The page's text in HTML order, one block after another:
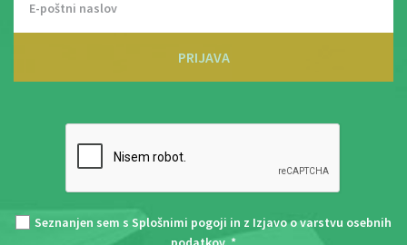
PRIJAVA
Seznanjen sem s Splošnimi pogoji in z Izjavo o varstvu osebnih